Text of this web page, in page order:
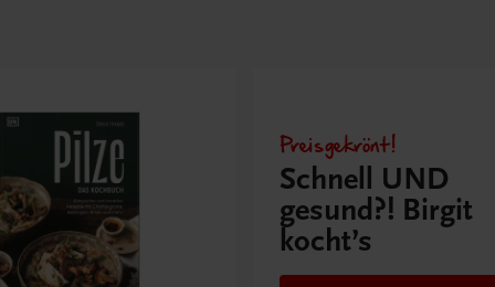
Preisgekrönt!
Schnell UND
gesund?! Birgit
kocht’s